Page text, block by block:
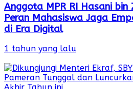
Anggota MPR RI Hasani bin
Peran Mahasiswa Jaga
di Era Digital
1 tahun yang lalu